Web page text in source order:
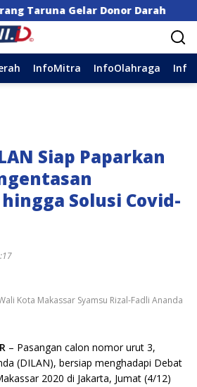
Donor Darah Anggota
InfoMitra InfoOlahraga
Siap Paparkan
Solusi Covid-
Kota Makassar Syamsu Rizal-Fadli Ananda
– Pasangan calon nomor urut 3,
(DILAN), bersiap menghadapi Debat
2020 di Jakarta, Jumat (4/12)